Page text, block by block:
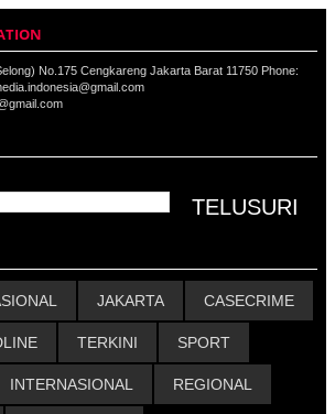
No.175 Cengkareng Jakarta Barat 11750 Phone:
JAKARTA CASECRIME
TERKINI SPORT
INTERNASIONAL REGIONAL